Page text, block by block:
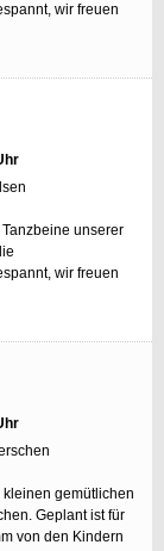
wir freuen
unserer
wir freuen
gemütlichen
Geplant ist für
von den Kindern